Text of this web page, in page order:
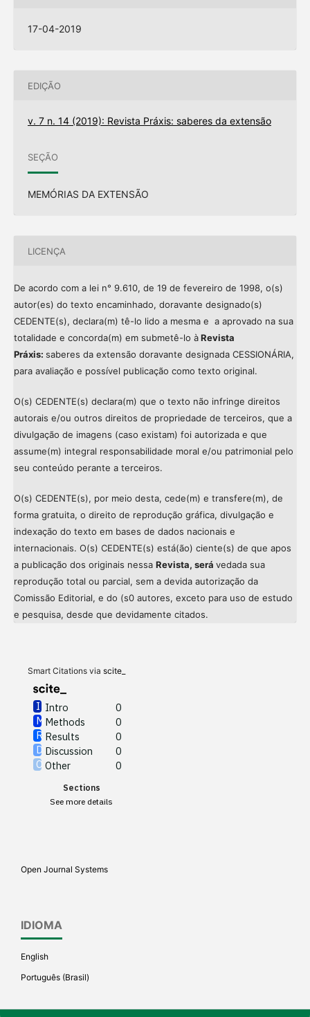
17-04-2019
EDIÇÃO
v. 7 n. 14 (2019): Revista Práxis: saberes da extensão
SEÇÃO
MEMÓRIAS DA EXTENSÃO
LICENÇA
De acordo com a lei n° 9.610, de 19 de fevereiro de 1998, o(s)
autor(es) do texto encaminhado, doravante designado(s)
CEDENTE(s), declara(m) tê-lo lido a mesma e a aprovado na sua
totalidade e concorda(m) em submetê-lo àRevista
Práxis: saberes da extensão doravante designada CESSIONÁRIA,
para avaliação e possível publicação como texto original.
O(s) CEDENTE(s) declara(m) que o texto não infringe direitos
autorais e/ou outros direitos de propriedade de terceiros, que a
divulgação de imagens (caso existam) foi autorizada e que
assume(m) integral responsabilidade moral e/ou patrimonial pelo
seu conteúdo perante a terceiros.
O(s) CEDENTE(s), por meio desta, cede(m) e transfere(m), de
forma gratuita, o direito de reprodução gráfica, divulgação e
indexação do texto em bases de dados nacionais e
internacionais. O(s) CEDENTE(s) está(ão) ciente(s) de que apos
a publicação dos originais nessa Revista, será vedada sua
reprodução total ou parcial, sem a devida autorização da
Comissão Editorial, e do (s0 autores, exceto para uso de estudo
e pesquisa, desde que devidamente citados.
Smart Citations via scite_
Intro
0
Methods
0
Results
0
Discussion
0
Other
0
Sections
See more details
Intro
Open Journal Systems
IDIOMA
English
Português (Brasil)